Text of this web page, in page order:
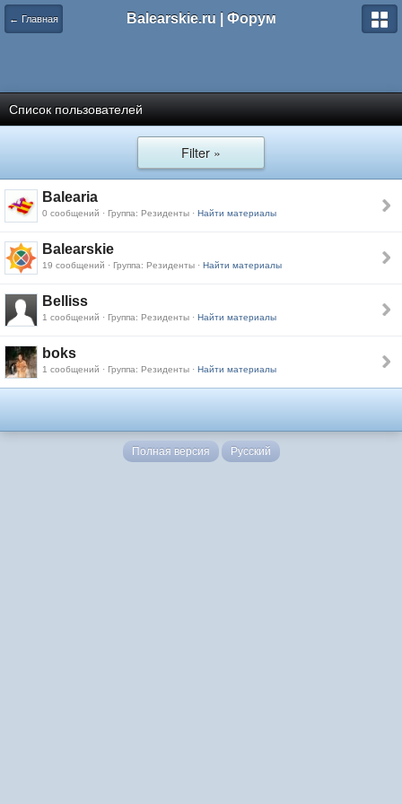
← Главная Balearskie.ru | Форум
Список пользователей
Filter »
Balearia
0 сообщений · Группа: Резиденты · Найти материалы
Balearskie
19 сообщений · Группа: Резиденты · Найти материалы
Belliss
1 сообщений · Группа: Резиденты · Найти материалы
boks
1 сообщений · Группа: Резиденты · Найти материалы
Полная версия Русский